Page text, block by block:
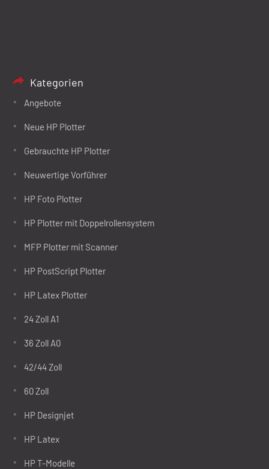
Kategorien
Angebote
Neue HP Plotter
Gebrauchte HP Plotter
Neuwertige Vorführer
HP Foto Plotter
HP Plotter mit Doppelrollensystem
MFP Plotter mit Scanner
HP PostScript Plotter
HP Latex Plotter
24 Zoll A1
36 Zoll A0
42/44 Zoll
60 Zoll
HP Designjet
HP Latex
HP T-Modelle